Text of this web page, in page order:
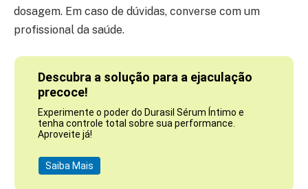
dosagem. Em caso de dúvidas, converse com um
profissional da saúde.
Descubra a solução para a ejaculação
precoce!
Experimente o poder do Durasil Sérum Íntimo e
tenha controle total sobre sua performance.
Aproveite já!
Saiba Mais